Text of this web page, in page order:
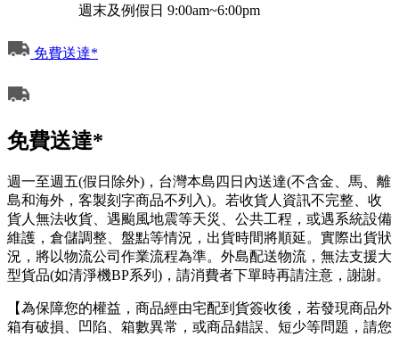
週末及例假日 9:00am~6:00pm
免費送達*
免費送達*
週一至週五(假日除外)，台灣本島四日內送達(不含金、馬、離
島和海外，客製刻字商品不列入)。若收貨人資訊不完整、收
貨人無法收貨、遇颱風地震等天災、公共工程，或遇系統設備
維護，倉儲調整、盤點等情況，出貨時間將順延。實際出貨狀
況，將以物流公司作業流程為準。外島配送物流，無法支援大
型貨品(如清淨機BP系列)，請消費者下單時再請注意，謝謝。
【為保障您的權益，商品經由宅配到貨簽收後，若發現商品外
箱有破損、凹陷、箱數異常，或商品錯誤、短少等問題，請您